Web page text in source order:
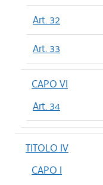
Art. 32
Art. 33
CAPO VI
Art. 34
TITOLO IV
CAPO I